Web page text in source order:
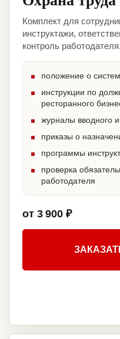
Комплект для
инструктажи,
контроль работодателя.
положение о
инструкции по
ресторанного
журналы вводного
приказы о
программы
проверка
работодателя
от 3 900 ₽